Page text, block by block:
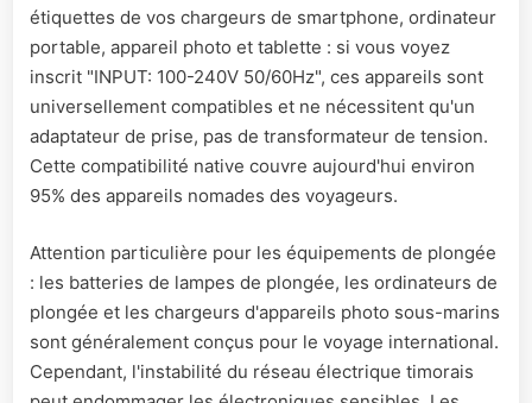
étiquettes de vos chargeurs de smartphone, ordinateur
portable, appareil photo et tablette : si vous voyez
inscrit "INPUT: 100-240V 50/60Hz", ces appareils sont
universellement compatibles et ne nécessitent qu'un
adaptateur de prise, pas de transformateur de tension.
Cette compatibilité native couvre aujourd'hui environ
95% des appareils nomades des voyageurs.
Attention particulière pour les équipements de plongée
: les batteries de lampes de plongée, les ordinateurs de
plongée et les chargeurs d'appareils photo sous-marins
sont généralement conçus pour le voyage international.
Cependant, l'instabilité du réseau électrique timorais